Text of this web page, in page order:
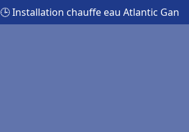
🕒 Installation chauffe eau Atlantic Gan